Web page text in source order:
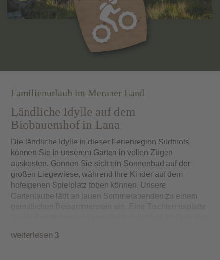
Familienurlaub im Meraner Land
Ländliche Idylle auf dem
Biobauernhof in Lana
Die ländliche Idylle in dieser Ferienregion Südtirols
können Sie in unserem Garten in vollen Zügen
auskosten. Gönnen Sie sich ein Sonnenbad auf der
großen Liegewiese, während Ihre Kinder auf dem
hofeigenen Spielplatz toben können. Unsere
Gartenlaube lädt an lauen Sommerabenden zu einem
Genießen Sie den heimeligen Flair unserer drei
weiterlesen 3